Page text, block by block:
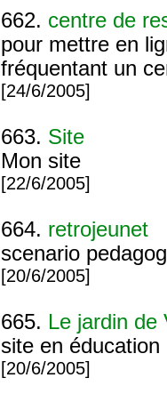
662. centre de
pour mettre en
fréquentant un
[24/6/2005]
663. Site
Mon site
[22/6/2005]
664. retrojeunet
scenario
[20/6/2005]
665. Le jardin de
site en éducation
[20/6/2005]